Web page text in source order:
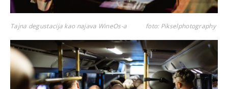
Tajna degustacija kao najava WineOs-a foto: Pikselphotography